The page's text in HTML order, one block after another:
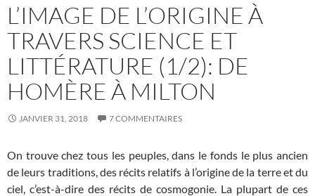
L’IMAGE DE L’ORIGINE À
TRAVERS SCIENCE ET
LITTÉRATURE (1/2): DE
HOMÈRE À MILTON
JANVIER 31, 2018 7 COMMENTAIRES
On trouve chez tous les peuples, dans le fonds le plus ancien
de leurs traditions, des récits relatifs à l’origine de la terre et du
ciel, c’est-à-dire des récits de cosmogonie. La plupart de ces